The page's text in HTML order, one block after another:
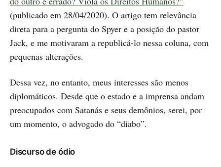
(publicado em 28/04/2020). O artigo tem relevância
direta para a pergunta do Spyer e a posição do pastor
Jack, e me motivaram a republicá-lo nessa coluna, com
pequenas alterações.
Dessa vez, no entanto, meus interesses são menos
diplomáticos. Desde que o estado e a imprensa andam
preocupados com Satanás e seus demônios, serei, por
um momento, o advogado do “diabo”.
Discurso de ódio